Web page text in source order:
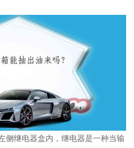
侧继电器盒内，继电器是一种当输